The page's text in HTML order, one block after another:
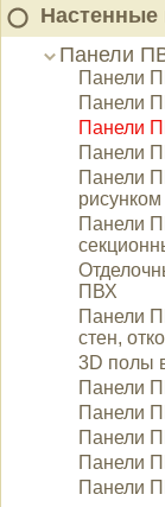
Настенные
Панели
Панели
Панели
Панели
Панели
Панели
рисунком
Панели
ПВХ
Панели
стен,
3D полы
Панели
Панели
Панели
Панели
Панели